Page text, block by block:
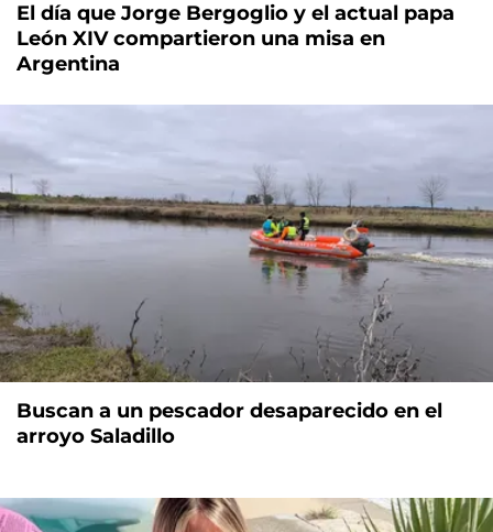
El día que Jorge Bergoglio y el actual papa
León XIV compartieron una misa en
Argentina
Buscan a un pescador desaparecido en el
arroyo Saladillo